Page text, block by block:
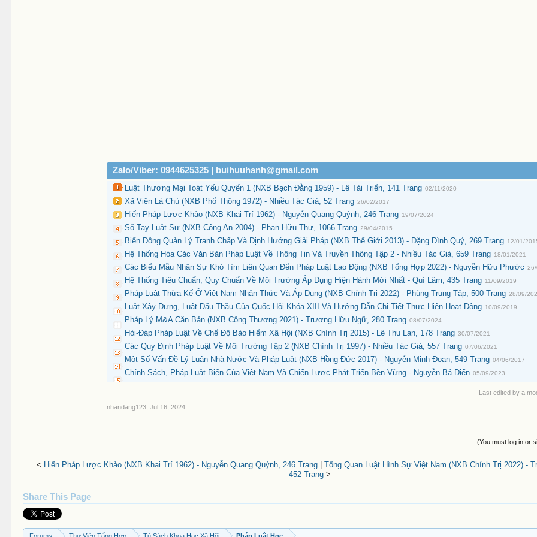
Zalo/Viber: 0944625325 | buihuuhanh@gmail.com
Luật Thương Mại Toát Yếu Quyển 1 (NXB Bạch Đằng 1959) - Lê Tài Triển, 141 Trang 02/11/2020
Xã Viên Là Chủ (NXB Phổ Thông 1972) - Nhiều Tác Giả, 52 Trang 26/02/2017
Hiến Pháp Lược Khảo (NXB Khai Trí 1962) - Nguyễn Quang Quýnh, 246 Trang 19/07/2024
Sổ Tay Luật Sư (NXB Công An 2004) - Phan Hữu Thư, 1066 Trang 29/04/2015
Biển Đông Quản Lý Tranh Chấp Và Định Hướng Giải Pháp (NXB Thế Giới 2013) - Đặng Đình Quý, 269 Trang 12/01/
Hệ Thống Hóa Các Văn Bản Pháp Luật Về Thông Tin Và Truyền Thông Tập 2 - Nhiều Tác Giả, 659 Trang 18/01/2021
Các Biểu Mẫu Nhân Sự Khó Tìm Liên Quan Đến Pháp Luật Lao Động (NXB Tổng Hợp 2022) - Nguyễn Hữu Phước
Hệ Thống Tiêu Chuẩn, Quy Chuẩn Về Môi Trường Áp Dụng Hiện Hành Mới Nhất - Quí Lâm, 435 Trang 11/09/2019
Pháp Luật Thừa Kế Ở Việt Nam Nhận Thức Và Áp Dụng (NXB Chính Trị 2022) - Phùng Trung Tập, 500 Trang 28/09/
Luật Xây Dựng, Luật Đấu Thầu Của Quốc Hội Khóa XIII Và Hướng Dẫn Chi Tiết Thực Hiện Hoạt Động 10/09/2019
Pháp Lý M&A Căn Bản (NXB Công Thương 2021) - Trương Hữu Ngữ, 280 Trang 08/07/2024
Hỏi-Đáp Pháp Luật Về Chế Độ Bảo Hiểm Xã Hội (NXB Chính Trị 2015) - Lê Thu Lan, 178 Trang 30/07/2021
Các Quy Định Pháp Luật Về Môi Trường Tập 2 (NXB Chính Trị 1997) - Nhiều Tác Giả, 557 Trang 07/06/2021
Một Số Vấn Đề Lý Luận Nhà Nước Và Pháp Luật (NXB Hồng Đức 2017) - Nguyễn Minh Đoan, 549 Trang 04/06/2017
Chính Sách, Pháp Luật Biển Của Việt Nam Và Chiến Lược Phát Triển Bền Vững - Nguyễn Bá Diến 05/09/2023
Last edited by a
nhandang123 Jul 16, 2024
(You must log in or
< Hiến Pháp Lược Khảo (NXB Khai Trí 1962) - Nguyễn Quang Quýnh, 246 Trang| Tổng Quan Luật Hình Sự Việt Nam (NXB Chính Trị 2022) -
452 Trang >
Share This Page